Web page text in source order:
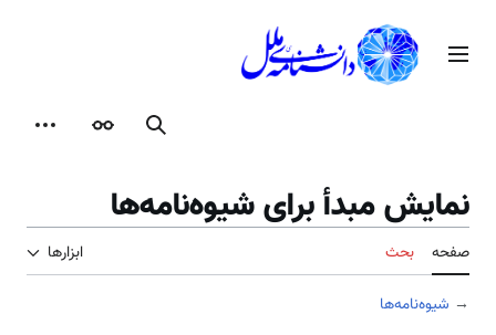
محتوامنوی اصلی
جستجوظاهر
نمایش مبدأ برای شیوه‌نامه‌ها
صفحه بحث ابزارها
→ شیوه‌نامه‌ها